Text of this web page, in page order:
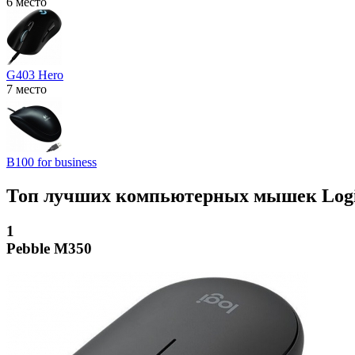
G403 Hero
7 место
B100 for business
Топ лучших компьютерных мышек
1
Pebble M350